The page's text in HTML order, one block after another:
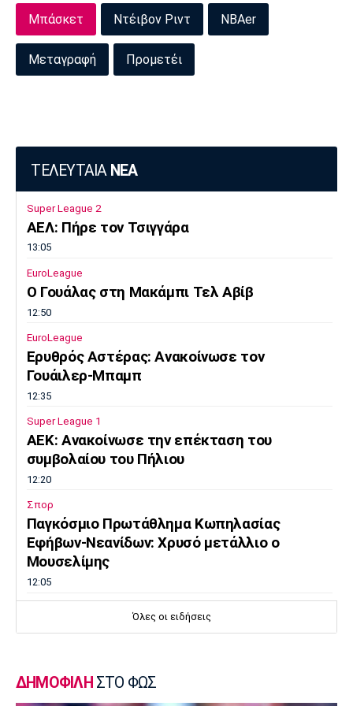
Πόρτο Μπενφίκα
Μπάσκετ Ντέιβον Ριντ NBAer
Μεταγραφή Προμετέι
ΤΕΛΕΥΤΑΙΑ ΝΕΑ
Super League 2
ΑΕΛ: Πήρε τον Τσιγγάρα
13:05
EuroLeague
Ο Γουάλας στη Μακάμπι Τελ Αβίβ
12:50
EuroLeague
Ερυθρός Αστέρας: Ανακοίνωσε τον
Γουάιλερ-Μπαμπ
12:35
Super League 1
ΑΕΚ: Ανακοίνωσε την επέκταση του
συμβολαίου του Πήλιου
12:20
Σπορ
Παγκόσμιο Πρωτάθλημα Κωπηλασίας
Εφήβων-Νεανίδων: Χρυσό μετάλλιο ο
Μουσελίμης
12:05
Αναντολού Εφές: Καθυστερεί η επιστροφή
Μπάσκετ Ελλάδα
Όλες οι ειδήσεις
ΔΗΜΟΦΙΛΗ ΣΤΟ ΦΩΣ